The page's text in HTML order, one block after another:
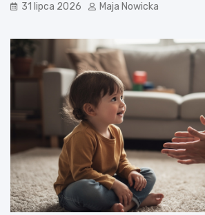
31 lipca 2026 Maja Nowicka